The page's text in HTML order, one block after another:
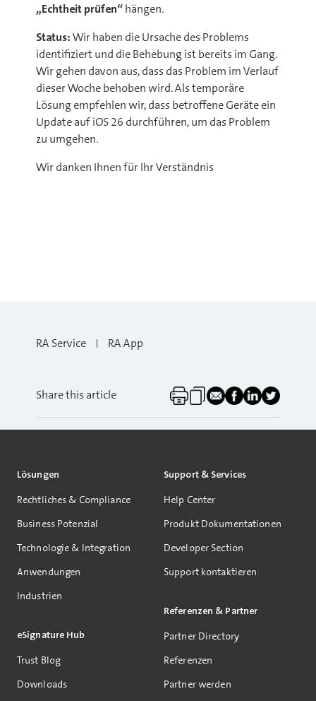
„Echtheit prüfen“hängen.
Status:Wir haben die Ursache des Problems
identifiziert und die Behebung ist bereits im Gang.
Wir gehen davon aus, dass das Problem im Verlauf
dieser Woche behoben wird. Als temporäre
Lösung empfehlen wir, dass betroffene Geräte ein
Update auf iOS 26 durchführen, um das Problem
zu umgehen.
Wir danken Ihnen für Ihr Verständnis
RA Service RA App
Share this article
Lösungen
Rechtliches & Compliance
Business Potenzial
Technologie & Integration
Anwendungen
Industrien
eSignature Hub
Trust Blog
Downloads
Support & Services
Help Center
Produkt Dokumentationen
Developer Section
Support kontaktieren
Referenzen & Partner
Partner Directory
Referenzen
Partner werden